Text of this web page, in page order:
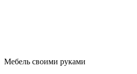
Мебель своими руками